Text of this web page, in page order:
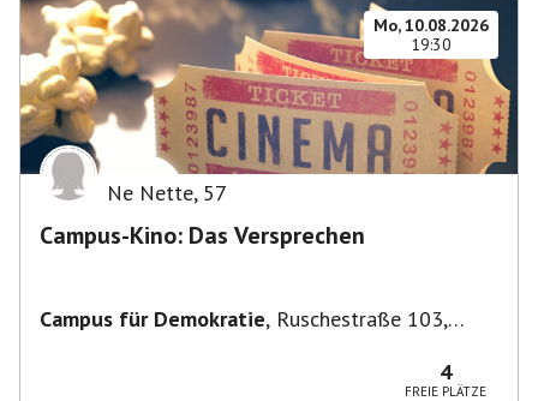
Mo, 10.08.2026
19:30
Ne Nette, 57
Campus-Kino: Das Versprechen
Campus für Demokratie, Ruschestraße 103,
4
FREIE PLÄTZE